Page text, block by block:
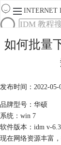
INTERNET
首页
产品
购买
如何批量
发布时间：2022-05-
品牌型号：华硕
系统：win 7
软件版本：idm v-
现在网络资源丰富